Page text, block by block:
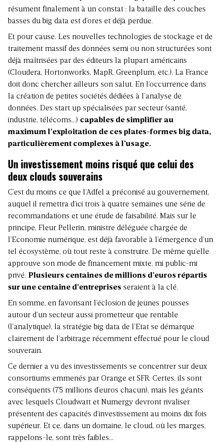
résument finalement à un constat : la bataille des couches
basses du big data est d’ores et déjà perdue.
Et pour cause. Les nouvelles technologies de stockage et de
traitement massif des données semi ou non structurées sont
déjà maîtrisées par des éditeurs la plupart américains
(Cloudera, Hortonworks, MapR, Greenplum, etc.). La France
doit donc chercher ailleurs son salut. En l’occurrence dans
la création de petites sociétés dédiées à l’analyse de
données. Des start up spécialisées par secteur (santé,
industrie, télécoms…) capables de simplifier au
maximum l’exploitation de ces plates-formes big data,
particulièrement complexes à l’usage.
Un investissement moins risqué que celui des
deux clouds souverains
C’est du moins ce que l’Adfel a préconisé au gouvernement,
auquel il remettra d’ici trois à quatre semaines une série de
recommandations et une étude de faisabilité. Mais sur le
principe, Fleur Pellerin, ministre déléguée chargée de
l’Economie numérique, est déjà favorable à l’émergence d’un
tel écosystème, où tout reste à construire. De même qu’elle
approuve son mode de financement mixte, mi public-mi
privé. Plusieurs centaines de millions d’euros répartis
sur une centaine d’entreprises seraient à la clé.
En somme, en favorisant l’éclosion de jeunes pousses
autour d’un secteur aussi prometteur que rentable
(l’analytique), la stratégie big data de l’Etat se démarque
clairement de l’arbitrage récemment effectué pour le cloud
souverain.
Ce dernier a vu des investissements se concentrer sur deux
consortiums emmenés par Orange et SFR. Certes, ils sont
conséquents (75 millions d’euros chacun), mais les géants
avec lesquels Cloudwatt et Numergy devront rivaliser
présentent des capacités d’investissement au moins dix fois
supérieur. Et ce, dans un domaine, le cloud, où les marges,
rappelons-le, sont très faibles…